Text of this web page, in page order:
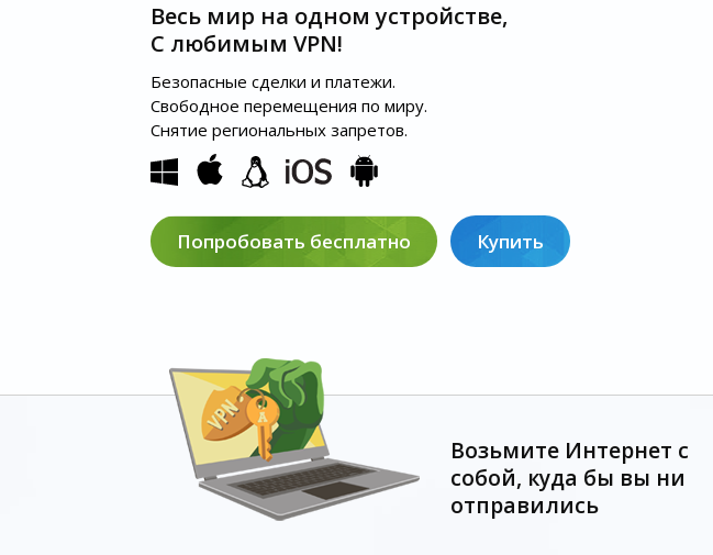
Весь мир на одном устройстве,
С любимым VPN!
Безопасные сделки и платежи.
Свободное перемещения по миру.
Снятие региональных запретов.
Попробовать бесплатно Купить
Возьмите Интернет с
собой, куда бы вы ни
отправились